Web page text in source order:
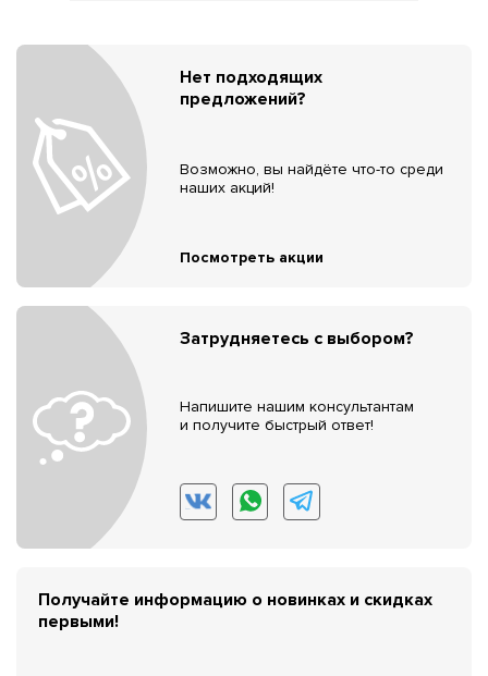
Нет подходящих
предложений?
Возможно, вы найдёте что-то среди
наших акций!
Посмотреть акции
Затрудняетесь с выбором?
Напишите нашим консультантам
и получите быстрый ответ!
Получайте информацию о новинках и скидках
первыми!